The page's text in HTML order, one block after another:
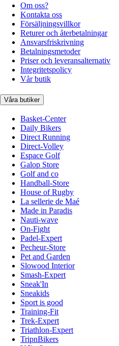
Om oss?
Kontakta oss
Försäljningsvillkor
Returer och återbetalningar
Ansvarsfriskrivning
Betalningsmetoder
Priser och leveransalternativ
Integritetspolicy
Vår butik
Våra butiker
Basket-Center
Daily Bikers
Direct Running
Direct-Volley
Espace Golf
Galop Store
Golf and co
Handball-Store
House of Rugby
La sellerie de Maé
Made in Paradis
Nauti-wave
On-Fight
Padel-Expert
Pecheur-Store
Pet and Garden
Slowood Interior
Smash-Expert
Sneak'In
Sneakids
Sport is good
Training-Fit
Trek-Expert
Triathlon-Expert
TripnBikers